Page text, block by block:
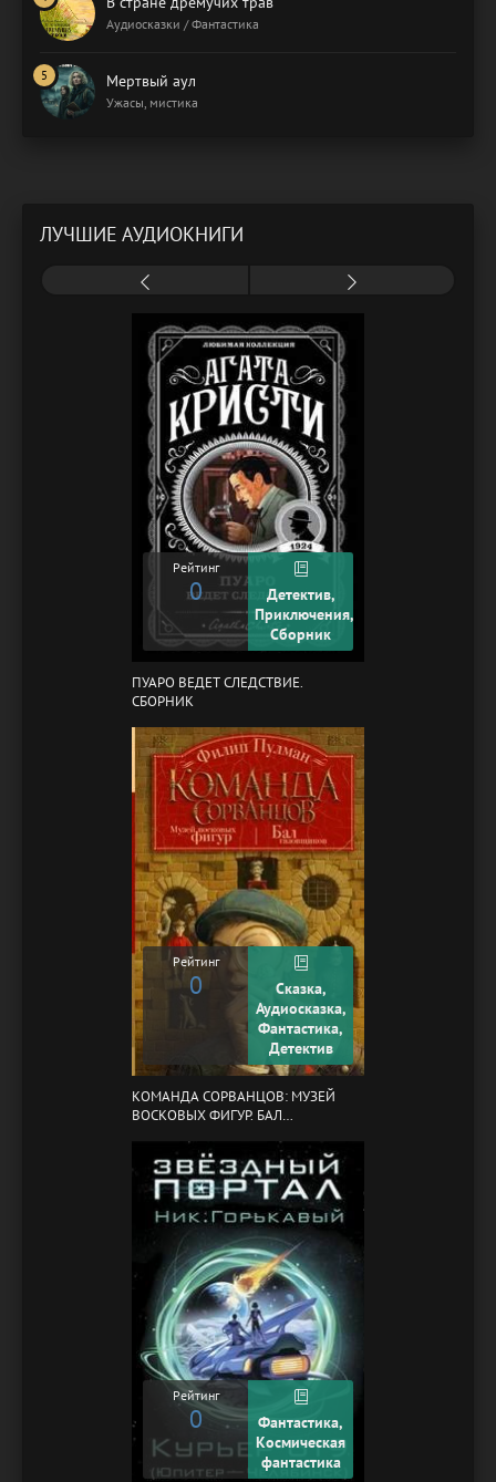
Аудиосказки / Фантастика
Мертвый аул
Ужасы, мистика
ЛУЧШИЕ АУДИОКНИГИ
Рейтинг
0
Детектив,
Приключения,
Сборник
ПУАРО ВЕДЕТ СЛЕДСТВИЕ.
СБОРНИК
Рейтинг
0
Сказка,
Аудиосказка,
Фантастика,
Детектив
КОМАНДА СОРВАНЦОВ: МУЗЕЙ
ВОСКОВЫХ ФИГУР. БАЛ
Рейтинг
0
Фантастика,
Космическая
фантастика